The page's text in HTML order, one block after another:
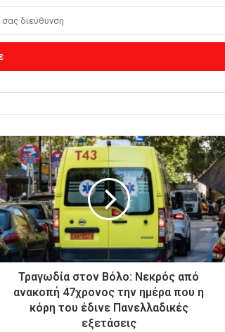
Τραγωδία στον Βόλο: Νεκρός από
ανακοπή 47χρονος την ημέρα που η
κόρη του έδινε Πανελλαδικές
εξετάσεις